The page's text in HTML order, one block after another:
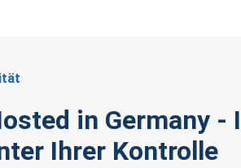
in Germany -
Ihrer Kontrolle